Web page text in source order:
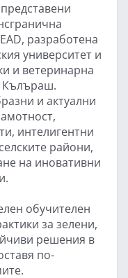
разработена
университет и
и ветеринарна
Кълъраш.
и актуални
интелигентни
райони,
на иновативни
обучителен
за зелени,
решения в
по-